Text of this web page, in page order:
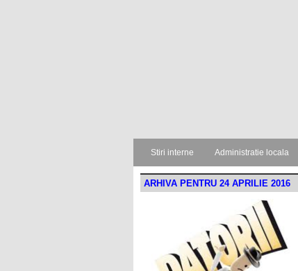
Stiri interne Administratie locala
ARHIVA PENTRU 24 APRILIE 2016